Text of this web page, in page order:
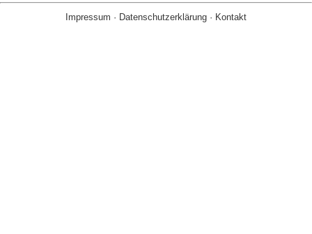
Impressum · Datenschutzerklärung · Kontakt